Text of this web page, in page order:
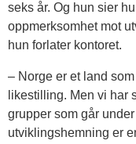
seks år. Og hun sier
oppmerksomhet mot
hun forlater kontoret.
– Norge er et land
likestilling. Men vi har
grupper som går
utviklingshemning er